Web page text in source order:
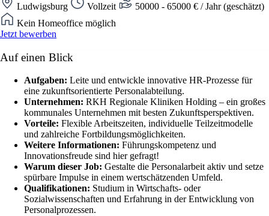
Ludwigsburg Vollzeit
50000 - 65000 € / Jahr (geschätzt)
Kein Homeoffice möglich
Jetzt bewerben
Auf einen Blick
Aufgaben: Leite und entwickle innovative HR-Prozesse für
eine zukunftsorientierte Personalabteilung.
Unternehmen: RKH Regionale Kliniken Holding – ein großes
kommunales Unternehmen mit besten Zukunftsperspektiven.
Vorteile: Flexible Arbeitszeiten, individuelle Teilzeitmodelle
und zahlreiche Fortbildungsmöglichkeiten.
Weitere Informationen: Führungskompetenz und
Innovationsfreude sind hier gefragt!
Warum dieser Job: Gestalte die Personalarbeit aktiv und setze
spürbare Impulse in einem wertschätzenden Umfeld.
Qualifikationen: Studium in Wirtschafts- oder
Sozialwissenschaften und Erfahrung in der Entwicklung von
Personalprozessen.